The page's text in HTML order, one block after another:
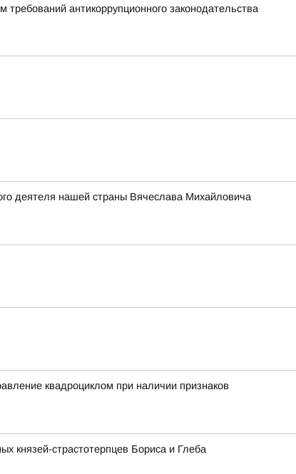
антикоррупционного законодательства
деятеля нашей страны Вячеслава Михайловича
квадроциклом при наличии признаков
князей-страстотерпцев Бориса и Глеба